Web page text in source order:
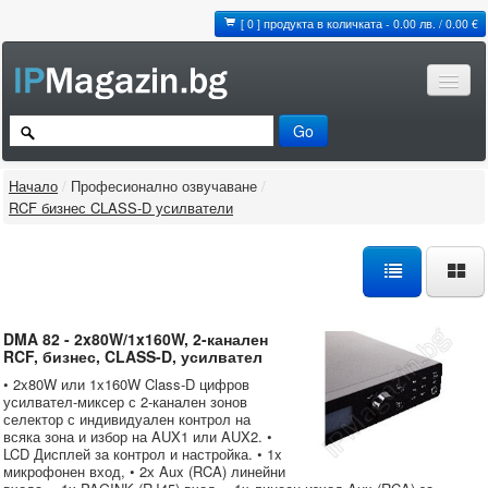
[ 0 ] продукта в количката - 0.00 лв. / 0.00 €
Начало / Професионално озвучаване /
RCF бизнес CLASS-D усилватели
DMA 82 - 2x80W/1x160W, 2-канален
RCF, бизнес, CLASS-D, усилвател
• 2x80W или 1x160W Class-D цифров
усилвател-миксер с 2-канален зонов
селектор с индивидуален контрол на
всяка зона и избор на AUX1 или AUX2. •
LCD Дисплей за контрол и настройка. • 1x
микрофонен вход, • 2х Aux (RCA) линейни